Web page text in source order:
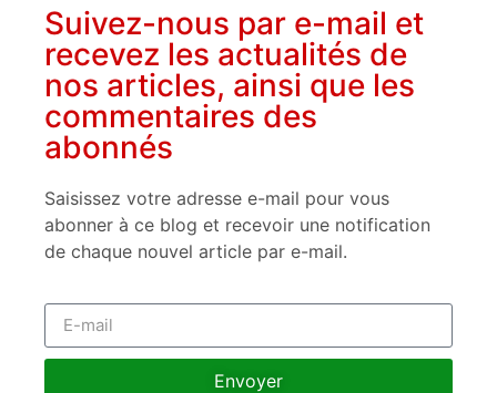
Suivez-nous par e-mail et
recevez les actualités de
nos articles, ainsi que les
commentaires des
abonnés
Saisissez votre adresse e-mail pour vous
abonner à ce blog et recevoir une notification
de chaque nouvel article par e-mail.
Envoyer